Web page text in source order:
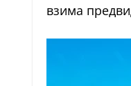
взима